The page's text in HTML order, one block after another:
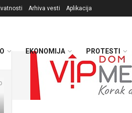
Arhiva vesti Aplikacija
EKONOMIJA PROTESTI